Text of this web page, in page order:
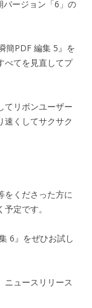
バージョン「6」の
簡PDF 編集 5』を
べてを見直してプ
てリボンユーザー
速くしてサクサク
をくださった方に
定です。
6』をぜひお試し
ニュースリリース